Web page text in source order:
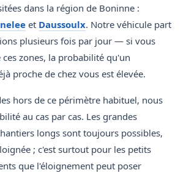
dans la région de Boninne :
et Daussoulx. Notre véhicule part
plusieurs fois par jour — si vous
ces zones, la probabilité qu'un
proche de chez vous est élevée.
hors de ce périmètre habituel, nous
au cas par cas. Les grandes
longs sont toujours possibles,
; c'est surtout pour les petits
que l'éloignement peut poser